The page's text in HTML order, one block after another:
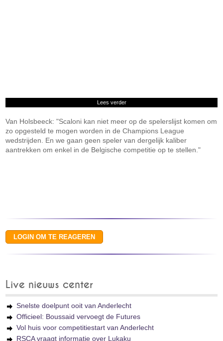
Lees verder
Van Holsbeeck: "Scaloni kan niet meer op de spelerslijst komen om
zo opgesteld te mogen worden in de Champions League
wedstrijden. En we gaan geen speler van dergelijk kaliber
aantrekken om enkel in de Belgische competitie op te stellen."
Live nieuws center
Snelste doelpunt ooit van Anderlecht
Officieel: Boussaid vervoegt de Futures
Vol huis voor competitiestart van Anderlecht
RSCA vraagt informatie over Lukaku